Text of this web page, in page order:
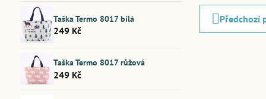
Předchozí
Taška Termo 8017 bílá
249 Kč
Taška Termo 8017 růžová
249 Kč